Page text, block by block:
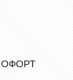
ОФОРТ